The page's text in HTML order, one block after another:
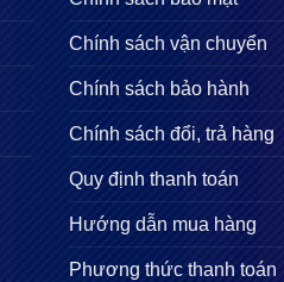
Chính sách vận chuyển
Chính sách bảo hành
Chính sách đổi, trả hàng
Quy định thanh toán
Hướng dẫn mua hàng
Phương thức thanh toán